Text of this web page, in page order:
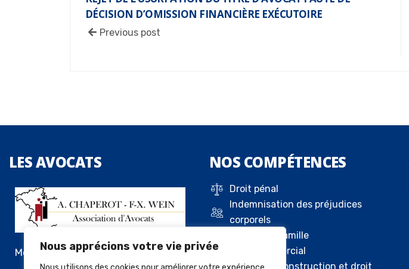
Nous apprécions votre vie privée
DÉCISION D’OMISSION FINANCIÈRE EXÉCUTOIRE
Previous post
LESAVOCATS
Me Alexandre Chaperot
NOS COMPÉTENCES
Droit pénal
Indemnisation des préjudices
corporels
Droit de la famille
Droit commercial
Droit de la construction et droit